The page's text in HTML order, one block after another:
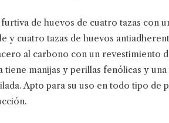
de huevos de cuatro tazas con
y cuatro tazas de huevos
al carbono con un revestimiento
tiene manijas y perillas fenólicas y
Apto para su uso en todo tipo de